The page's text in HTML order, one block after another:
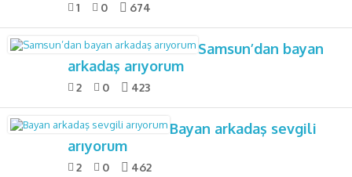
1 0 674
Samsun’dan bayan
arkadaş arıyorum
2 0 423
Bayan arkadaş sevgili
arıyorum
2 0 462